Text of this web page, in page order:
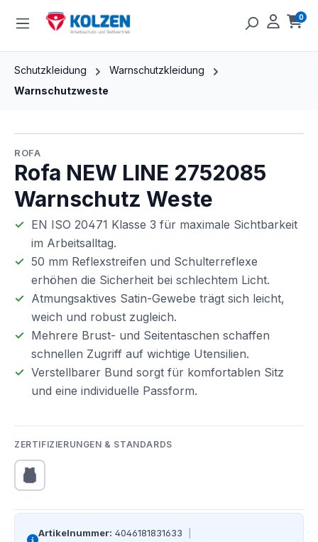
Zum Hauptinhalt springen 0
Schutzkleidung
Warnschutzkleidung
Warnschutzweste
ROFA
Rofa NEW LINE 2752085
Warnschutz Weste
EN ISO 20471 Klasse 3 für maximale Sichtbarkeit
im Arbeitsalltag.
50 mm Reflexstreifen und Schulterreflexe
erhöhen die Sicherheit bei schlechtem Licht.
Atmungsaktives Satin-Gewebe trägt sich leicht,
weich und robust zugleich.
Mehrere Brust- und Seitentaschen schaffen
schnellen Zugriff auf wichtige Utensilien.
Verstellbarer Bund sorgt für komfortablen Sitz
und eine individuelle Passform.
ZERTIFIZIERUNGEN & STANDARDS
Artikelnummer: 4046181831633